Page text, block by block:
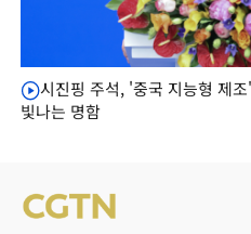
시진핑 주석, '중국 지능형 제
빛나는 명함